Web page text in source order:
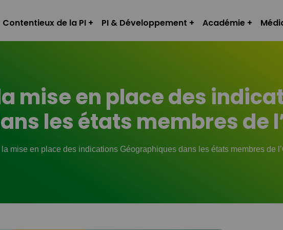
Contentieux de la PI PI & Développement Académie
mise en place des
les états membres de
la mise en place des indications Géographiques dans les états membres de